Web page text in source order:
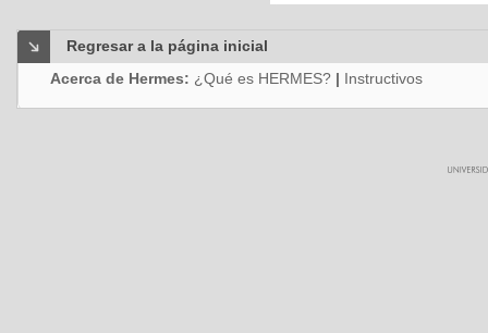
Regresar a la página inicial
Acerca de Hermes: ¿Qué es HERMES? | Instructivos